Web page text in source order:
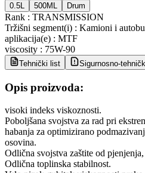
0.5L 500ML Drum
Rank : TRANSMISSION
Tržišni segment(i) : Kamioni i
aplikacija(e) : MTF
viscosity : 75W-90
Tehnički list Sigurnosno-
Opis proizvoda:
visoki indeks viskoznosti.
Poboljšana svojstva za rad pri
habanja za optimizirano
osovina.
Odlična svojstva zaštite od
Odlična toplinska stabilnost.